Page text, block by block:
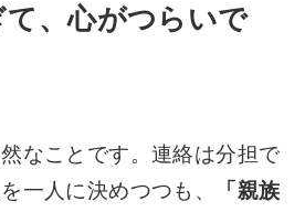
、心がつらいで
なことです。連絡は分担で
一人に決めつつも、
「親族